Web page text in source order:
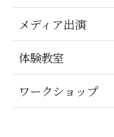
メディア出演
体験教室
ワークショップ